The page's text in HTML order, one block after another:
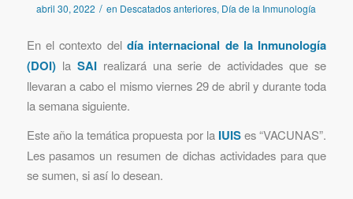
abril 30, 2022 / en Descatados anteriores, Día de la Inmunología
En el contexto del día internacional de la Inmunología
(DOI)la SAIrealizará una serie de actividades que se
llevaran a cabo el mismo viernes 29 de abril y durante toda
la semana siguiente.
Este año la temática propuesta por la IUISes “VACUNAS”.
Les pasamos un resumen de dichas actividades para que
se sumen, si así lo desean.